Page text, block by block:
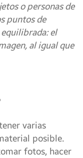
o personas de
puntos de
el
al igual que
varias
posible.
fotos, hacer